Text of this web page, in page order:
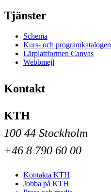
Tjänster
Schema
Kurs- och programkatalogen
Lärplattformen Canvas
Webbmejl
Kontakt
KTH
100 44 Stockholm
+46 8 790 60 00
Kontakta KTH
Jobba på KTH